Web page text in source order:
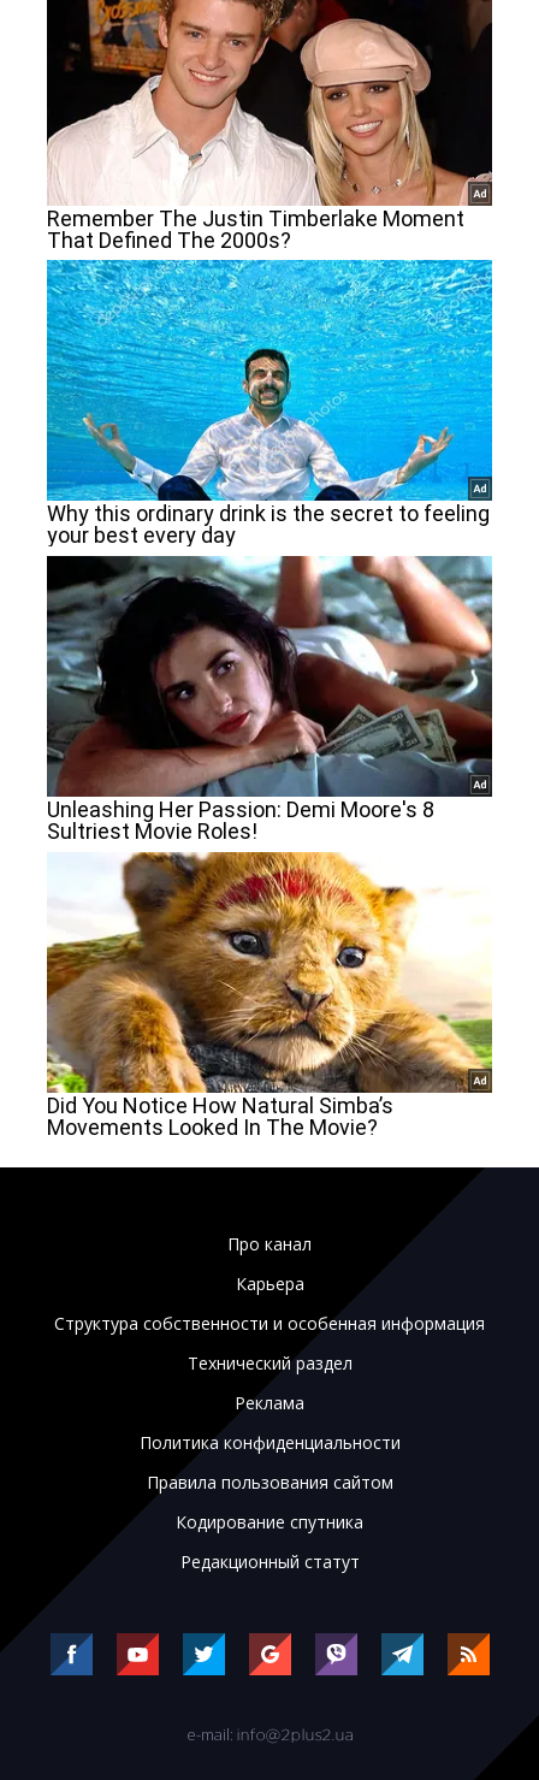
Про канал
Карьера
Структура собственности и особенная информация
Технический раздел
Реклама
Политика конфиденциальности
Правила пользования сайтом
Кодирование спутника
Редакционный статут
e-mail: